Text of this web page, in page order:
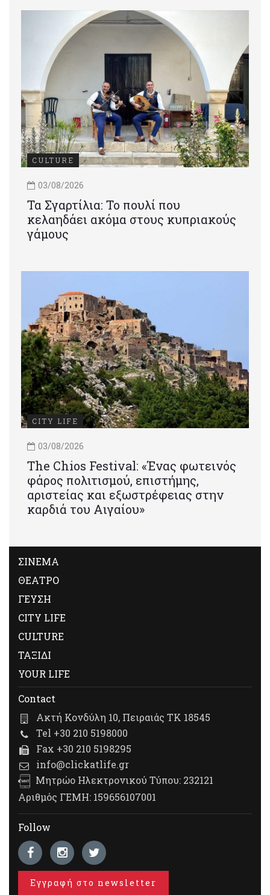
CULTURE
03/08/2026
Τα Σγαρτίλια: Το πουλί που
κελαηδάει ακόμα στους κυπριακούς
γάμους
CITY LIFE
03/08/2026
Τhe Chios Festival: «Ένας φωτεινός
φάρος πολιτισμού, επιστήμης,
αριστείας και εξωστρέφειας στην
καρδιά του Αιγαίου»
ΣΙΝΕΜΑ
ΘΕΑΤΡΟ
ΓΕΥΣΗ
CITY LIFE
CULTURE
ΤΑΞΙΔΙ
YOUR LIFE
Contact
Ακτή Κονδύλη 10, Πειραιάς ΤΚ 18545
Tel +30 210 5198000
Fax +30 210 5198295
info@clickatlife.gr
Μητρώο Ηλεκτρονικού Τύπου: 232121
Αριθμός ΓΕΜΗ: 159656107001
Follow
Εγγραφή στο newsletter